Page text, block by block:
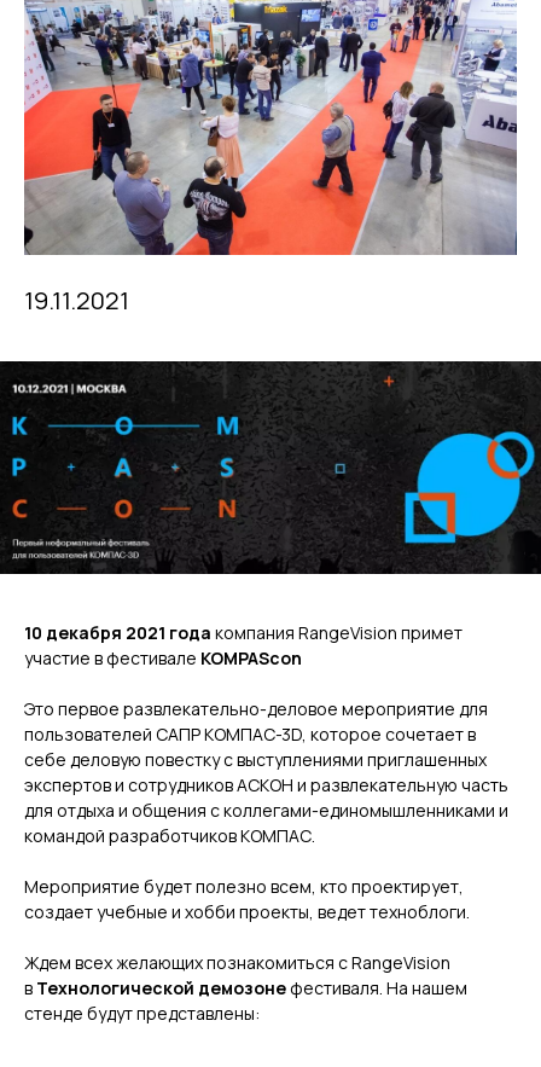
19.11.2021
10 декабря 2021 года компания RangeVision примет
участие в фестивале KOMPAScon
Это первое развлекательно-деловое мероприятие для
пользователей САПР КОМПАС-3D, которое сочетает в
себе деловую повестку с выступлениями приглашенных
экспертов и сотрудников АСКОН и развлекательную часть
для отдыха и общения с коллегами-единомышленниками и
командой разработчиков КОМПАС.
Мероприятие будет полезно всем, кто проектирует,
создает учебные и хобби проекты, ведет техноблоги.
Ждем всех желающих познакомиться с RangeVision
в Технологической демозонефестиваля. На нашем
стенде будут представлены: